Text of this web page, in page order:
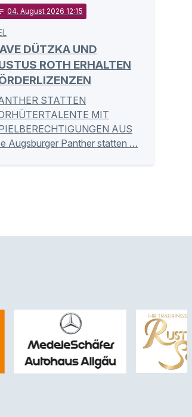
04. August 2026 12:15
DÜTZKA UND
ROTH ERHALTEN
STATTEN
MIT
AUS
Augsburger Panther statten …